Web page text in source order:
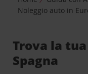
Noleggio auto in
Trova la
Spagna